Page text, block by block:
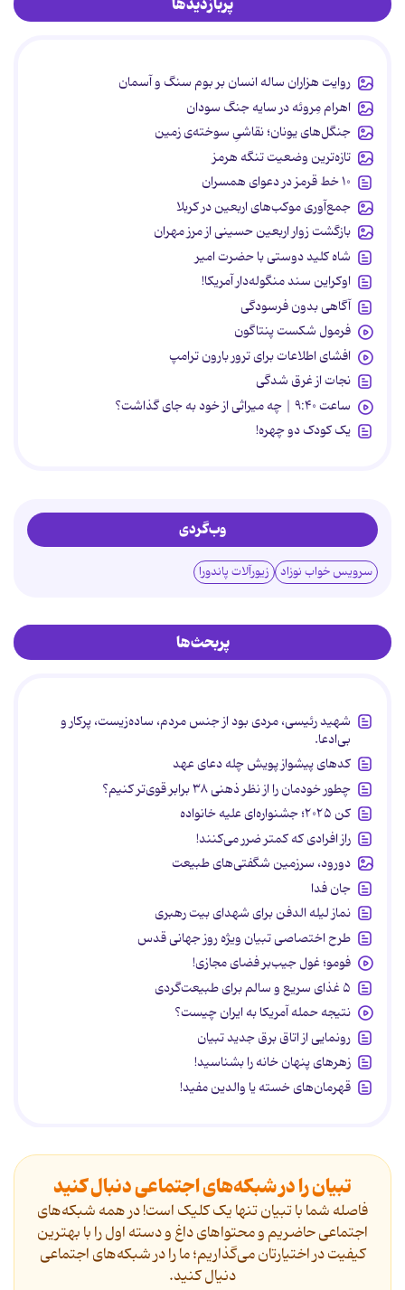
روایت هزاران ساله انسان بر بوم سنگ و آسمان
اهرام مِروئه در سایه جنگ سودان
جنگل‌های یونان؛ نقاشیِ سوخته‌ی زمین
تازه‌ترین وضعیت تنگه هرمز
۱۰ خط قرمز در دعوای همسران
جمع‌آوری موکب‌های اربعین در کربلا
بازگشت زوار اربعین حسینی از مرز مهران
شاه کلید دوستی با حضرت امیر
اوکراین سند منگوله‌دار آمریکا!
آگاهی بدون فرسودگی
فرمول شکست پنتاگون
افشای اطلاعات برای ترور بارون ترامپ
نجات از غرق شدگی
ساعت ۹:۴۰ | چه میراثی از خود به جای گذاشت؟
یک کودک دو چهره!
وب‌گردی
سرویس خواب نوزاد زیورآلات پاندورا
پربحث‌ها
شهید رئیسی، مردی بود از جنس مردم، ساده‌زیست، پرکار و
بی‌ادعا.
کدهای پیشواز پویش چله دعای عهد
چطور خودمان را از نظر ذهنی ۳۸ برابر قوی‌تر کنیم؟
کن ۲۰۲۵؛ جشنواره‌ای علیه خانواده
راز افرادی که کمتر ضرر می‌کنند!
دورود، سرزمین شگفتی‌های طبیعت
جان فدا
نماز لیله الدفن برای شهدای بیت رهبری
طرح اختصاصی تبیان ویژه روز جهانی قدس
فومو؛ غول جیب‌بر فضای مجازی!
۵ غذای سریع و سالم برای طبیعت‌گردی
نتیجه حمله آمریکا به ایران چیست؟
رونمایی از اتاق برق جدید تبیان
زهرهای پنهان خانه را بشناسید!
قهرمان‌های خسته یا والدین مفید!
تبیان را در شبکه‌های اجتماعی دنبال کنید
فاصله شما با تبیان تنها یک کلیک است! در همه شبکه‌های
اجتماعی حاضریم و محتواهای داغ و دسته اول را با بهترین
کیفیت در اختیارتان می‌گذاریم؛ ما را در شبکه‌های اجتماعی
دنیال کنید.